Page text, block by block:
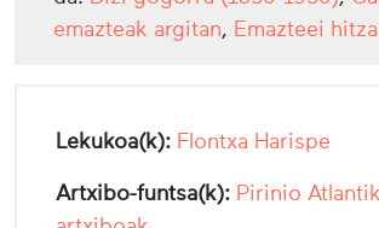
emazteak argitan, Emazteei hitza
Lekukoa(k): Flontxa Harispe
Artxibo-funtsa(k): Pirinio